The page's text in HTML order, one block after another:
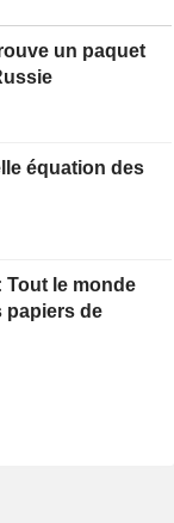
un paquet
équation des
Tout le monde
papiers de